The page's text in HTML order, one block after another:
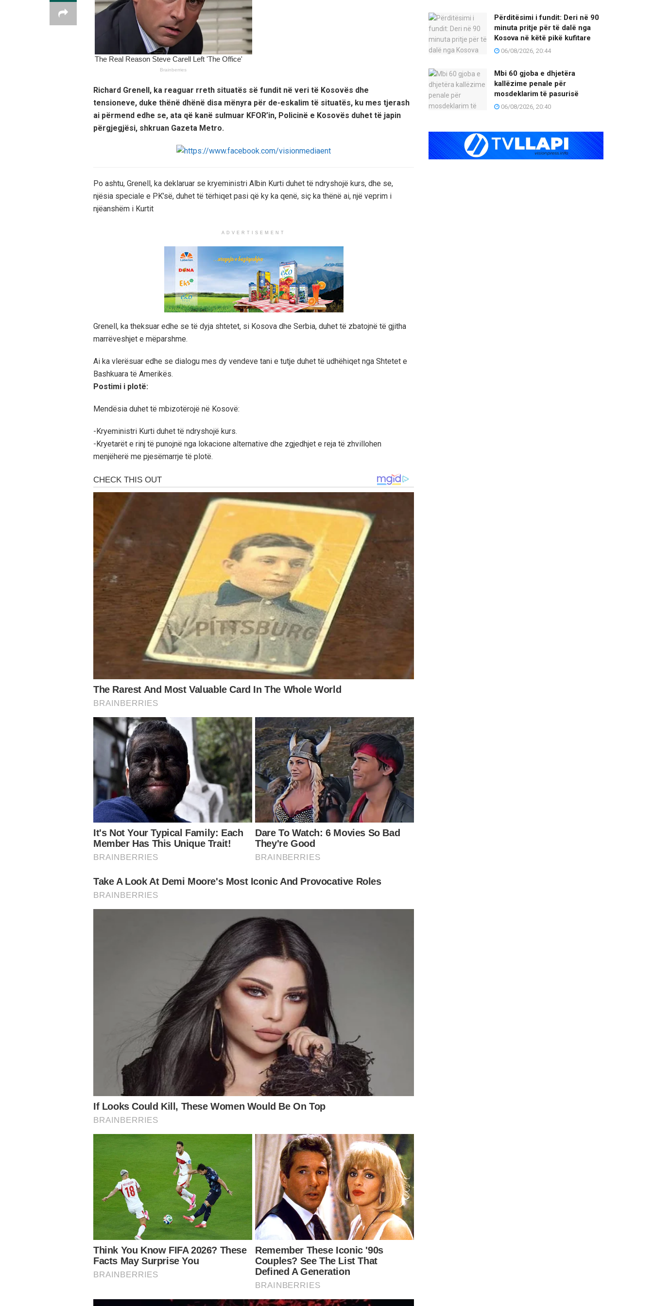
Richard Grenell, ka reaguar rreth situatës së fundit në veri të Kosovës dhe
tensioneve, duke thënë dhënë disa mënyra për de-eskalim të situatës, ku mes tjerash
ai përmend edhe se, ata që kanë sulmuar KFOR’in, Policinë e Kosovës duhet të japin
përgjegjësi, shkruan Gazeta Metro.
Po ashtu, Grenell, ka deklaruar se kryeministri Albin Kurti duhet të ndryshojë kurs, dhe se,
njësia speciale e PK’së, duhet të tërhiqet pasi që ky ka qenë, siç ka thënë ai, një veprim i
njëanshëm i Kurtit
ADVERTISEMENT
Grenell, ka theksuar edhe se të dyja shtetet, si Kosova dhe Serbia, duhet të zbatojnë të gjitha
marrëveshjet e mëparshme.
Ai ka vlerësuar edhe se dialogu mes dy vendeve tani e tutje duhet të udhëhiqet nga Shtetet e
Bashkuara të Amerikës.
Postimi i plotë:
Mendësia duhet të mbizotërojë në Kosovë:
-Kryeministri Kurti duhet të ndryshojë kurs.
-Kryetarët e rinj të punojnë nga lokacione alternative dhe zgjedhjet e reja të zhvillohen
menjëherë me pjesëmarrje të plotë.
Përditësimi i fundit: Deri në 90
minuta pritje për të dalë nga
Kosova në këtë pikë kufitare
06/08/2026, 20:44
Mbi 60 gjoba e dhjetëra
kallëzime penale për
mosdeklarim të pasurisë
06/08/2026, 20:40